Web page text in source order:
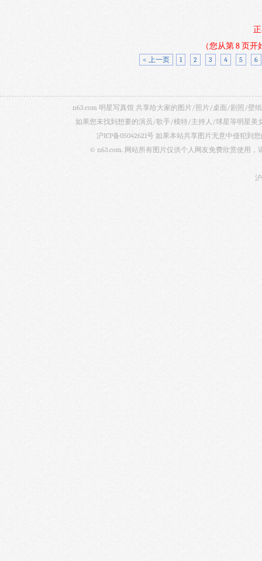
（您从第 8 页
< 上一页 1 2 3 4 5 6
n63.com 明星写真馆 共享给大家的图片/照片/桌面/剧照/壁
如果您未找到想要的演员/歌手/模特/主持人/球星等明星美
沪ICP备05042621号 如果本站共享图片无意中侵犯到
© n63.com. 网站所有图片仅供个人网友免费欣赏使用